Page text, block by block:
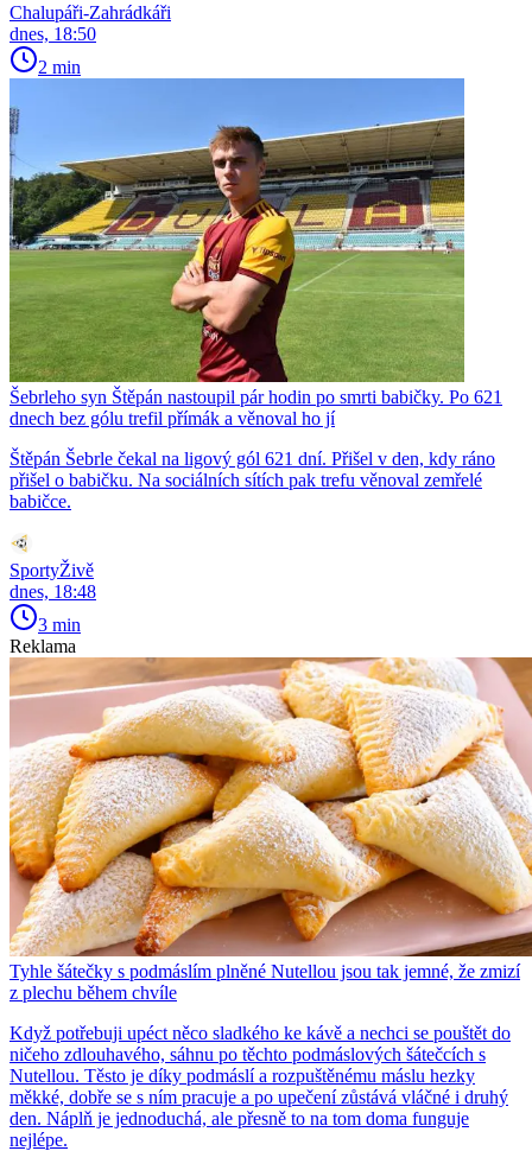
Chalupáři-Zahrádkáři
dnes, 18:50
2 min
Šebrleho syn Štěpán nastoupil pár hodin po smrti babičky. Po 621
dnech bez gólu trefil přímák a věnoval ho jí
Štěpán Šebrle čekal na ligový gól 621 dní. Přišel v den, kdy ráno
přišel o babičku. Na sociálních sítích pak trefu věnoval zemřelé
babičce.
SportyŽivě
dnes, 18:48
3 min
Reklama
Tyhle šátečky s podmáslím plněné Nutellou jsou tak jemné, že zmizí
z plechu během chvíle
Když potřebuji upéct něco sladkého ke kávě a nechci se pouštět do
ničeho zdlouhavého, sáhnu po těchto podmáslových šátečcích s
Nutellou. Těsto je díky podmáslí a rozpuštěnému máslu hezky
měkké, dobře se s ním pracuje a po upečení zůstává vláčné i druhý
den. Náplň je jednoduchá, ale přesně to na tom doma funguje
nejlépe.